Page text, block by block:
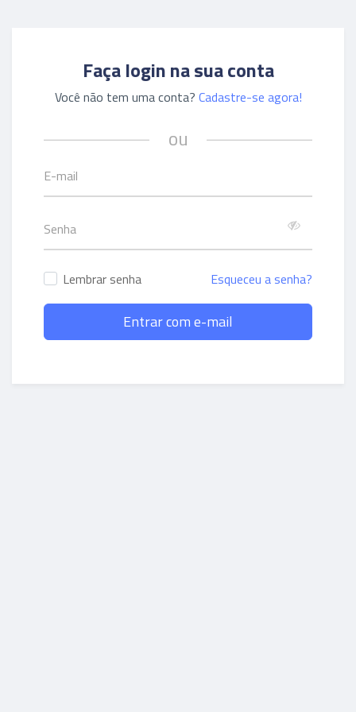
Faça login na sua conta
Você não tem uma conta? Cadastre-se agora!
ou
Lembrar senha Esqueceu a senha?
Entrar com e-mail